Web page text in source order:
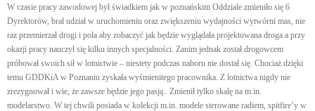
W czasie pracy zawodowej był świadkiem jak w poznańskim Oddziale zmieniło się 6
Dyrektorów, brał udział w uruchomieniu oraz zwiększeniu wydajności wytwórni mas, nie
raz przemierzał drogi i pola aby zobaczyć jak będzie wyglądała projektowana droga a przy
okazji pracy nauczył się kilku innych specjalności. Zanim jednak został drogowcem
próbował swoich sił w lotnictwie – niestety podczas naboru nie dostał się. Chociaż dzięki
temu GDDKiA w Poznaniu zyskała wyśmienitego pracownika. Z lotnictwa nigdy nie
zrezygnował i wie, że zawsze będzie jego pasją.. Zmienił tylko skalę na m.in.
modelarstwo. W tej chwili posiada w kolekcji m.in. modele sterowane radiem, spitfire’y w